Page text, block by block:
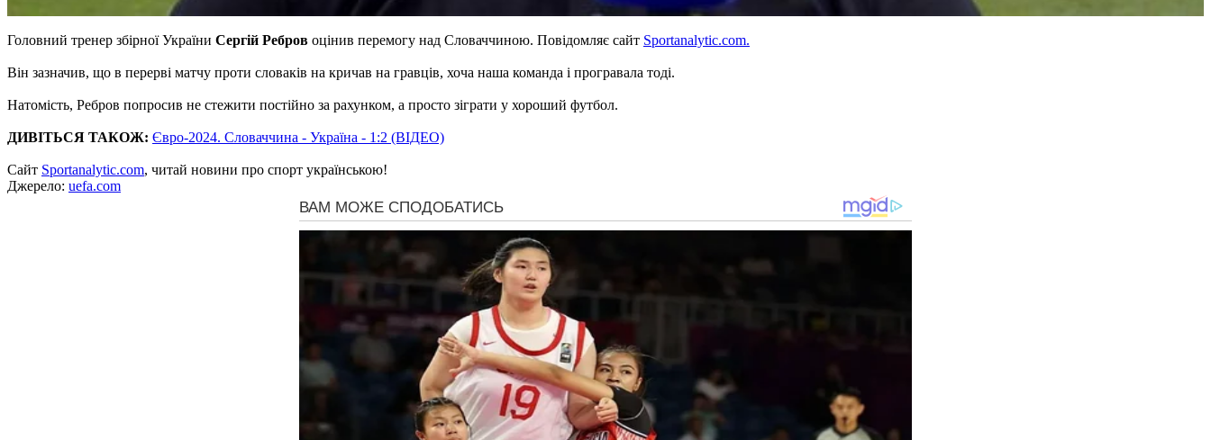
Головний тренер збірної України Сергій Ребров оцінив перемогу над Словаччиною. Повідомляє сайт Sportanalytic.com.
Він зазначив, що в перерві матчу проти словаків на кричав на гравців, хоча наша команда і програвала тоді.
Натомість, Ребров попросив не стежити постійно за рахунком, а просто зіграти у хороший футбол.
ДИВІТЬСЯ ТАКОЖ: Євро-2024. Словаччина - Україна - 1:2 (ВІДЕО)
Сайт Sportanalytic.com, читай новини про спорт українською!
Джерело: uefa.com